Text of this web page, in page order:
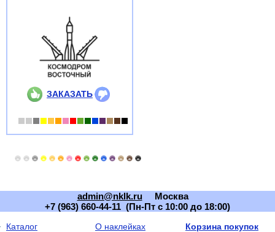
ЗАКАЗАТЬ
admin@nklk.ru
Москва
+7 (963) 660-44-11 (Пн-Пт с 10:00 до 18:00)
Каталог
О наклейках
Корзина покупок